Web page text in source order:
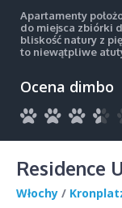
Apartamenty
do miejsca zbiórki
bliskość natury z
to niewątpliwe
Ocena dimbo
Residence
Włochy /